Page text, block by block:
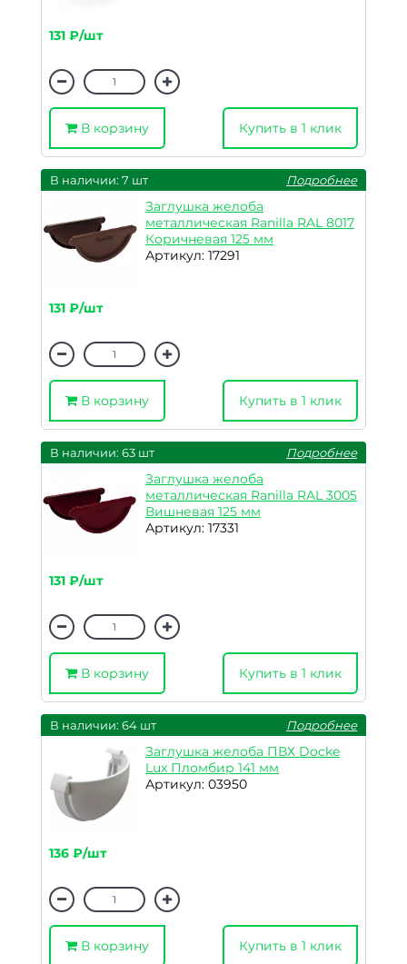
131 ₽/шт
В корзину Купить в 1 клик
В наличии: 7 шт Подробнее
Заглушка желоба
металлическая Ranilla RAL 8017
Коричневая 125 мм
Артикул: 17291
131 ₽/шт
В корзину Купить в 1 клик
В наличии: 63 шт Подробнее
Заглушка желоба
металлическая Ranilla RAL 3005
Вишневая 125 мм
Артикул: 17331
131 ₽/шт
В корзину Купить в 1 клик
В наличии: 64 шт Подробнее
Заглушка желоба ПВХ Docke
Lux Пломбир 141 мм
Артикул: 03950
136 ₽/шт
В корзину Купить в 1 клик